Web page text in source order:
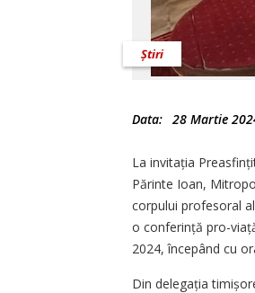
Știri
Data: 28 Martie
La invitația
Părinte Ioan,
corpului profesoral
o conferință pro-
2024, începând cu
Din delegația